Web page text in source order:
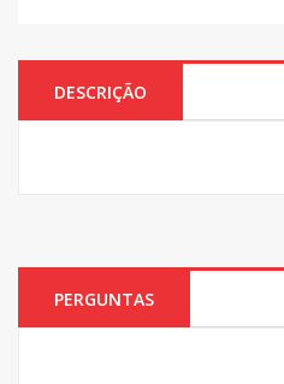
DESCRIÇÃO
PERGUNTAS